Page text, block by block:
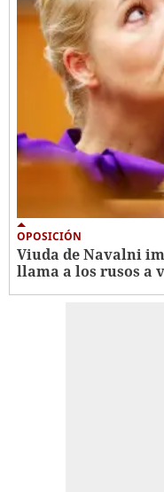
OPOSICIÓN
Viuda de Navalni
llama a los rusos a